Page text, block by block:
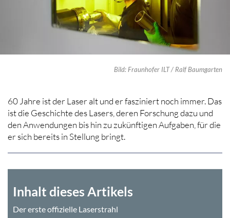
Bild: Fraunhofer ILT / Ralf Baumgarten
60 Jahre ist der Laser alt und er fasziniert noch immer. Das
ist die Geschichte des Lasers, deren Forschung dazu und
den Anwendungen bis hin zu zukünftigen Aufgaben, für die
er sich bereits in Stellung bringt.
Inhalt dieses Artikels
Der erste offizielle Laserstrahl